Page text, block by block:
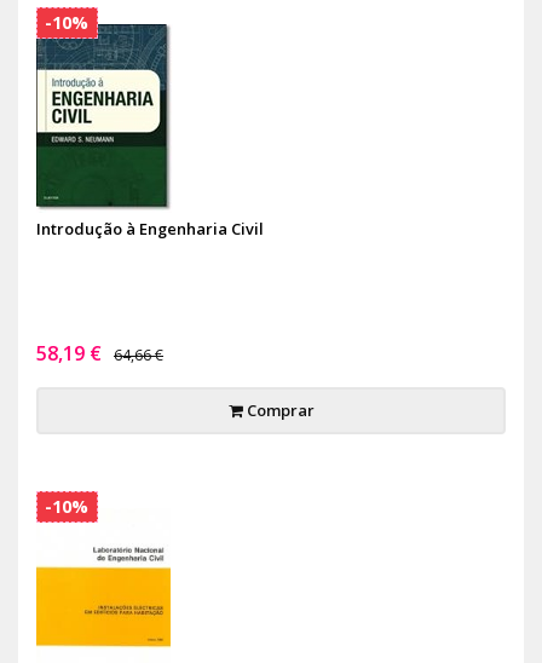
Introdução à Engenharia Civil
58,19 € 64,66 €
Comprar
-10%
-10%